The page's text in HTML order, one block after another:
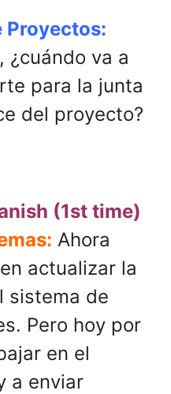
Proyectos:
¿cuándo va a
para la junta
del proyecto?
(1st time)
Ahora
actualizar la
sistema de
Pero hoy por
en el
a enviar